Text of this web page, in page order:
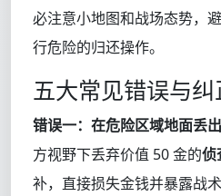
必注意小地图和战场态势，
行危险的归还操作。
五大常见错误与纠
错误一：在危险区域地面丢出
方视野下丢弃价值 50 金的侦
补，直接损失金钱并暴露战术